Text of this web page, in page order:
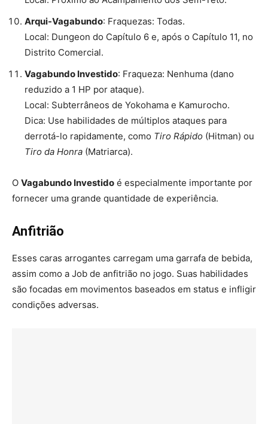
Arqui-Vagabundo: Fraquezas: Todas.
Local: Dungeon do Capítulo 6 e, após o Capítulo 11, no
Distrito Comercial.
Vagabundo Investido: Fraqueza: Nenhuma (dano
reduzido a 1 HP por ataque).
Local: Subterrâneos de Yokohama e Kamurocho.
Dica: Use habilidades de múltiplos ataques para
derrotá-lo rapidamente, como Tiro Rápido (Hitman) ou
Tiro da Honra (Matriarca).
O Vagabundo Investido é especialmente importante por
fornecer uma grande quantidade de experiência.
Anfitrião
Esses caras arrogantes carregam uma garrafa de bebida,
assim como a Job de anfitrião no jogo. Suas habilidades
são focadas em movimentos baseados em status e infligir
condições adversas.